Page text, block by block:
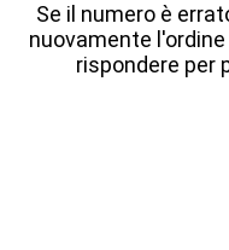
Se il numero è
nuovamente
rispondere per